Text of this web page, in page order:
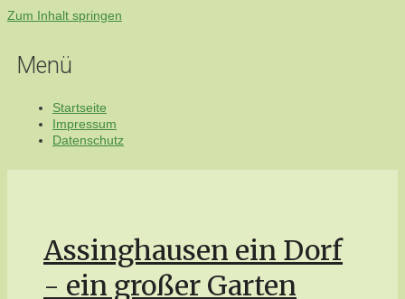
Zum Inhalt springen
Menü
Startseite
Impressum
Datenschutz
Assinghausen ein Dorf
- ein großer Garten